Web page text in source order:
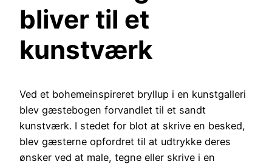
bliver til et
kunstværk
Ved et bohemeinspireret bryllup i en kunstgalleri
blev gæstebogen forvandlet til et sandt
kunstværk. I stedet for blot at skrive en besked,
blev gæsterne opfordret til at udtrykke deres
ønsker ved at male, tegne eller skrive i en